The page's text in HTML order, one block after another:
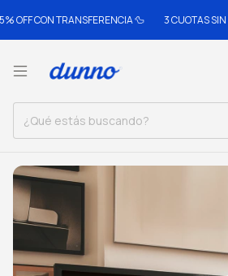
CON TRANSFERENCIA 🦆 3 CUOTAS SIN